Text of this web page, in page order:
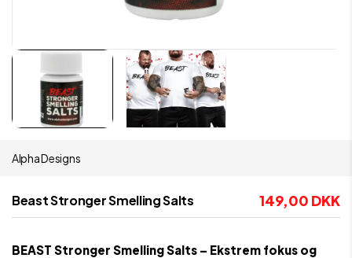
Alpha Designs
Beast Stronger Smelling Salts 149,00 DKK
BEAST Stronger Smelling Salts – Ekstrem fokus og